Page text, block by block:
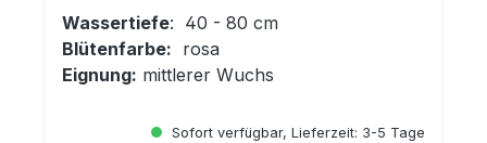
Wassertiefe: 40 - 80 cm
Blütenfarbe: rosa
Eignung: mittlerer Wuchs
Sofort verfügbar, Lieferzeit: 3-5 Tage